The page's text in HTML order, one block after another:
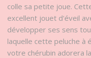
colle sa petite joue.
excellent jouet d'éveil
développer ses sens
laquelle cette peluche à
votre chérubin adorera